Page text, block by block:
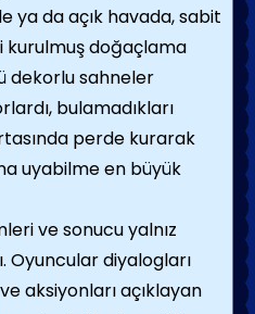
ya da açık havada, sabit
kurulmuş doğaçlama
dekorlu sahneler
bulamadıkları
perde kurarak
uyabilme en büyük
ve sonucu yalnız
Oyuncular diyalogları
aksiyonları açıklayan